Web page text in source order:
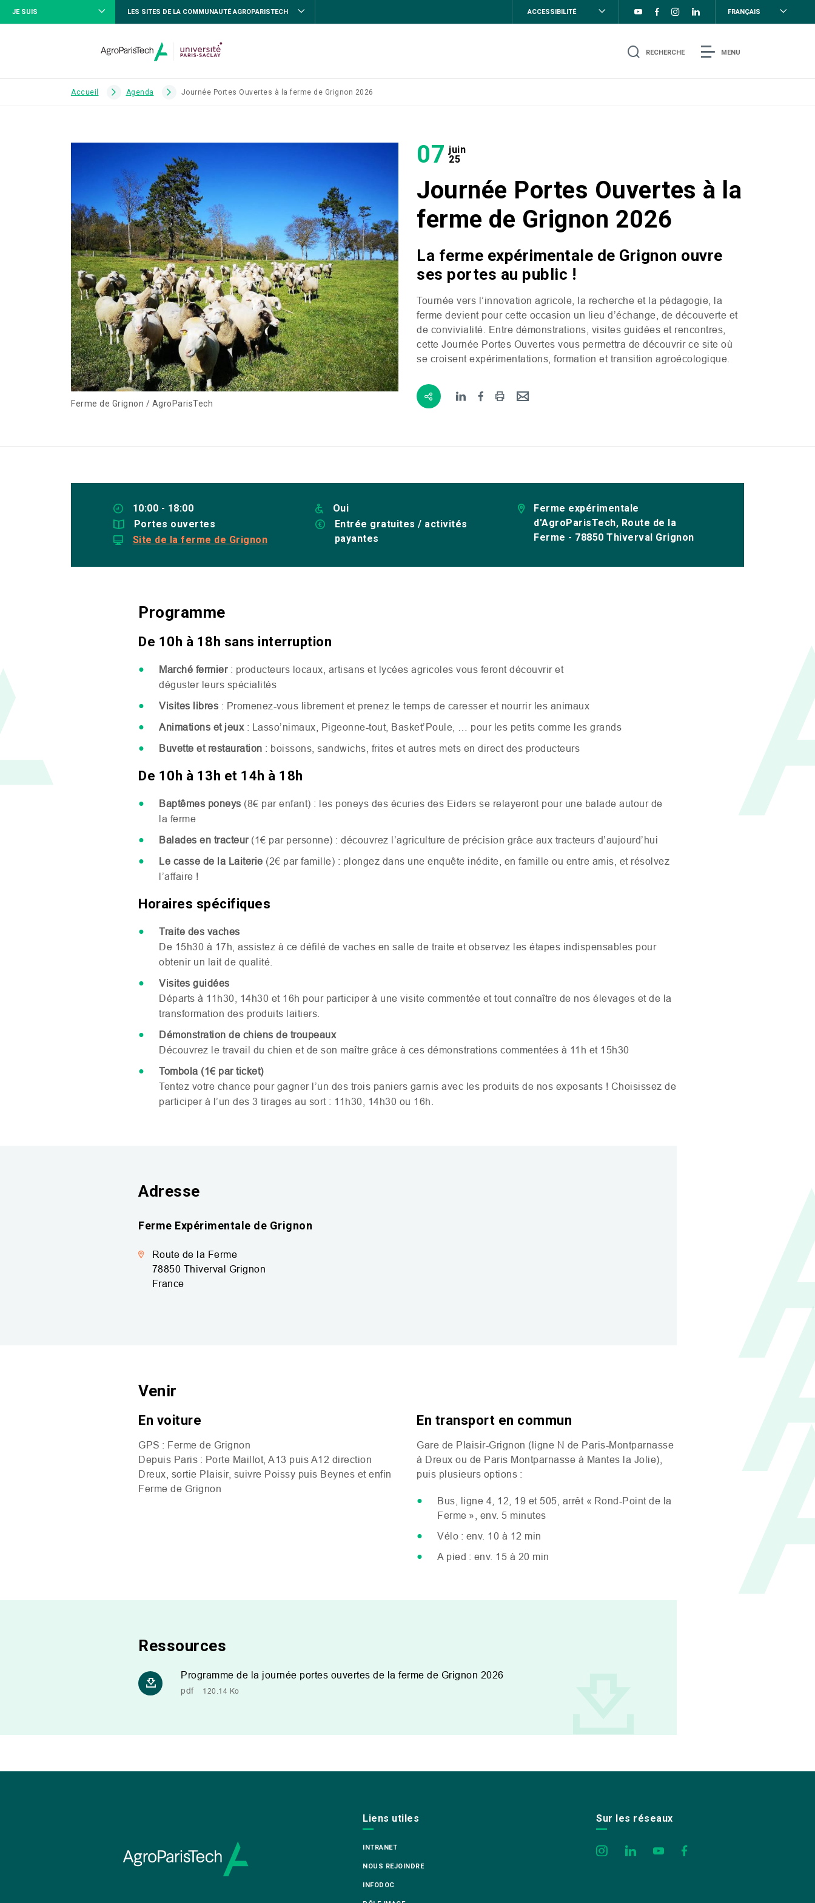
JE SUIS LES SITES DE LA COMMUNAUTÉ AGROPARISTECH ACCESSIBILITÉ FRANÇAIS
RECHERCHE MENU
Accueil Agenda Journée Portes Ouvertes à la ferme de Grignon 2026
Ferme de Grignon / AgroParisTech
07 juin
25
Journée Portes Ouvertes à la
ferme de Grignon 2026
La ferme expérimentale de Grignon ouvre
ses portes au public !
Tournée vers l’innovation agricole, la recherche et la pédagogie, la
ferme devient pour cette occasion un lieu d’échange, de découverte et
de convivialité. Entre démonstrations, visites guidées et rencontres,
cette Journée Portes Ouvertes vous permettra de découvrir ce site où
se croisent expérimentations, formation et transition agroécologique.
10:00 - 18:00
Portes ouvertes
Site de la ferme de Grignon
Oui
Entrée gratuites / activités
payantes
Ferme expérimentale
d'AgroParisTech, Route de la
Ferme - 78850 Thiverval Grignon
Programme
De 10h à 18h sans interruption
Marché fermier: producteurs locaux, artisans et lycées agricoles vous feront découvrir et
déguster leurs spécialités
Visites libres : Promenez-vous librement et prenez le temps de caresser et nourrir les animaux
Animations et jeux: Lasso’nimaux, Pigeonne-tout, Basket’Poule, … pour les petits comme les grands
Buvette et restauration : boissons, sandwichs, frites et autres mets en direct des producteurs
De 10h à 13h et 14h à 18h
Baptêmes poneys (8€ par enfant) : les poneys des écuries des Eiders se relayeront pour une balade autour de
la ferme
Balades en tracteur(1€ par personne) : découvrez l’agriculture de précision grâce aux tracteurs d’aujourd’hui
Le casse de la Laiterie (2€ par famille) : plongez dans une enquête inédite, en famille ou entre amis, et résolvez
l’affaire !
Horaires spécifiques
Traite des vaches
De 15h30 à 17h, assistez à ce défilé de vaches en salle de traite et observez les étapes indispensables pour
obtenir un lait de qualité.
Visites guidées
Départs à 11h30, 14h30 et 16h pour participer à une visite commentée et tout connaître de nos élevages et de la
transformation des produits laitiers.
Démonstration de chiens de troupeaux
Découvrez le travail du chien et de son maître grâce à ces démonstrations commentées à 11h et 15h30
Tombola (1€ par ticket)
Tentez votre chance pour gagner l’un des trois paniers garnis avec les produits de nos exposants ! Choisissez de
participer à l’un des 3 tirages au sort : 11h30, 14h30 ou 16h.
Adresse
Ferme Expérimentale de Grignon
Route de la Ferme
78850 Thiverval Grignon
France
Venir
En voiture
GPS : Ferme de Grignon
Depuis Paris : Porte Maillot, A13 puis A12 direction
Dreux, sortie Plaisir, suivre Poissy puis Beynes et enfin
Ferme de Grignon
En transport en commun
Gare de Plaisir-Grignon (ligne N de Paris-Montparnasse
à Dreux ou de Paris Montparnasse à Mantes la Jolie),
puis plusieurs options :
Bus, ligne 4, 12, 19 et 505 , arrêt « Rond-Point de la
Ferme », env. 5 minutes
Vélo : env. 10 à 12 min
A pied : env. 15 à 20 min
Ressources
Programme de la journée portes ouvertes de la ferme de Grignon 2026
pdf 120.14 Ko
Liens utiles
INTRANET
NOUS REJOINDRE
INFODOC
Sur les réseaux